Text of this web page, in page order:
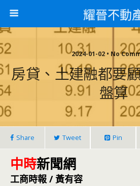
耀晉不動
2024-01-02 • No
房貸、土建融都要
盤算
Share Tweet Pin
中時新聞網
工商時報 / 黃有容